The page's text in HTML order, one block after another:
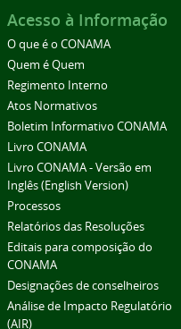
Acesso à Informação
O que é o CONAMA
Quem é Quem
Regimento Interno
Atos Normativos
Boletim Informativo CONAMA
Livro CONAMA
Livro CONAMA - Versão em
Inglês (English Version)
Processos
Relatórios das Resoluções
Editais para composição do
CONAMA
Designações de conselheiros
Análise de Impacto Regulatório
(AIR)